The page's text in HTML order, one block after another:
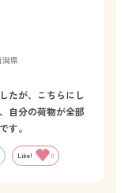
潟県
たが、こちらにし
自分の荷物が全部
す。
Like! 0